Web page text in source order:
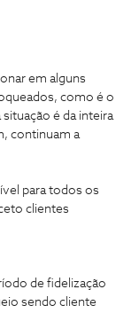
em alguns
como é o
é da inteira
continuam a
para todos os
clientes
de fidelização
sendo cliente